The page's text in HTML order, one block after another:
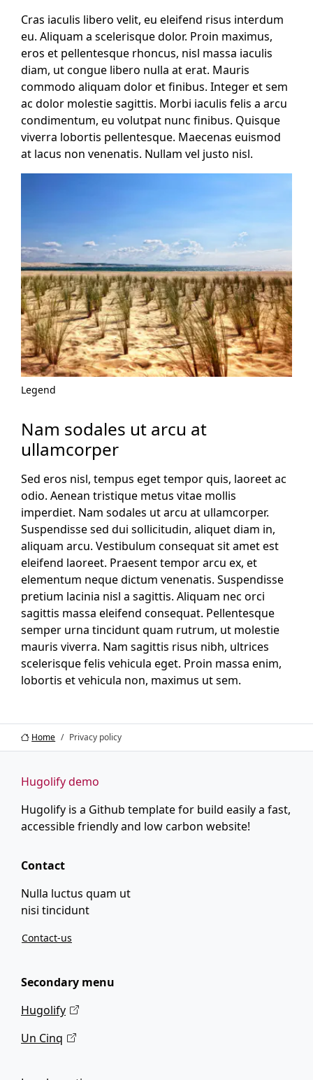
Cras iaculis libero velit, eu eleifend risus interdum
eu. Aliquam a scelerisque dolor. Proin maximus,
eros et pellentesque rhoncus, nisl massa iaculis
diam, ut congue libero nulla at erat. Mauris
commodo aliquam dolor et finibus. Integer et sem
ac dolor molestie sagittis. Morbi iaculis felis a arcu
condimentum, eu volutpat nunc finibus. Quisque
viverra lobortis pellentesque. Maecenas euismod
at lacus non venenatis. Nullam vel justo nisl.
Legend
Nam sodales ut arcu at
ullamcorper
Sed eros nisl, tempus eget tempor quis, laoreet ac
odio. Aenean tristique metus vitae mollis
imperdiet. Nam sodales ut arcu at ullamcorper.
Suspendisse sed dui sollicitudin, aliquet diam in,
aliquam arcu. Vestibulum consequat sit amet est
eleifend laoreet. Praesent tempor arcu ex, et
elementum neque dictum venenatis. Suspendisse
pretium lacinia nisl a sagittis. Aliquam nec orci
sagittis massa eleifend consequat. Pellentesque
semper urna tincidunt quam rutrum, ut molestie
mauris viverra. Nam sagittis risus nibh, ultrices
scelerisque felis vehicula eget. Proin massa enim,
lobortis et vehicula non, maximus ut sem.
Home Privacy policy
Hugolify demo
Hugolify is a Github template for build easily a fast,
accessible friendly and low carbon website!
Contact
Nulla luctus quam ut
nisi tincidunt
Contact-us
Secondary menu
Hugolify
Un Cinq